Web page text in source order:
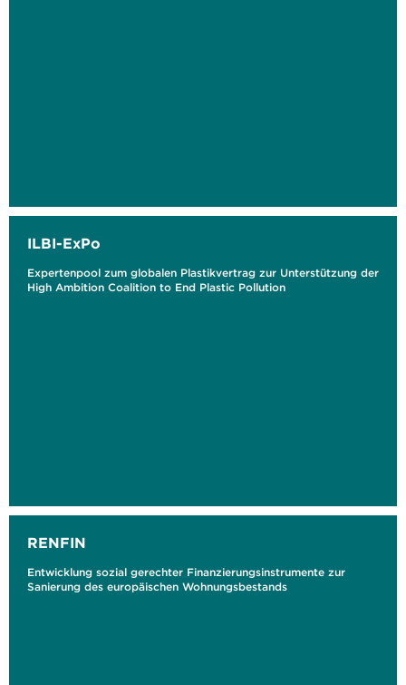
ILBI-ExPo
Expertenpool zum globalen Plastikvertrag zur Unterstützung der
High Ambition Coalition to End Plastic Pollution
RENFIN
Entwicklung sozial gerechter Finanzierungsinstrumente zur
Sanierung des europäischen Wohnungsbestands